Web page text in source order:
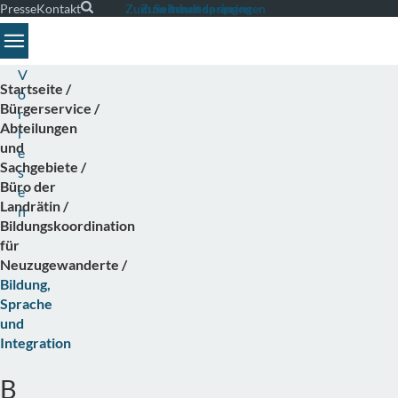
Zum Inhalt springen
Zum Seitenende springen
PresseKontakt
Toggle navigation
Startseite
Bürgerservice
Abteilungen
und
Sachgebiete
Büro der
Landrätin
Bildungskoordination
für
Neuzugewanderte
Bildung,
Sprache
und
Integration
V
o
r
l
e
s
e
n
B